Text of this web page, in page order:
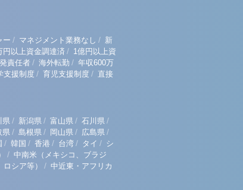
ー / マネジメント業務なし / 新
円以上資金調達済 / 1億円以上資
責任者/ 海外転勤 / 年収600万
支援制度/ 育児支援制度 / 直接
県 / 新潟県 / 富山県 / 石川県 /
県 / 島根県 / 岡山県 / 広島県 /
/ 韓国 / 香港 / 台湾 / タイ / シ
/ 中南米（メキシコ、ブラジ
シア等） / 中近東・アフリカ